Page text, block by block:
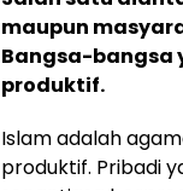
maupun
Bangsa-bangsa
produktif.
Islam adalah
produktif. Pribadi